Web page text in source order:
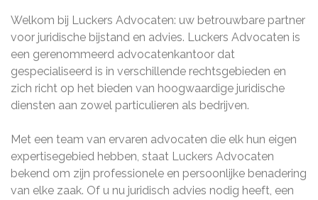
Welkom bij Luckers Advocaten: uw betrouwbare partner
voor juridische bijstand en advies. Luckers Advocaten is
een gerenommeerd advocatenkantoor dat
gespecialiseerd is in verschillende rechtsgebieden en
zich richt op het bieden van hoogwaardige juridische
diensten aan zowel particulieren als bedrijven.
Met een team van ervaren advocaten die elk hun eigen
expertisegebied hebben, staat Luckers Advocaten
bekend om zijn professionele en persoonlijke benadering
van elke zaak. Of u nu juridisch advies nodig heeft, een